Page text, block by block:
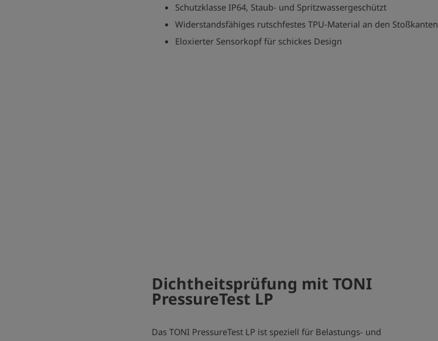
Schutzklasse IP64, Staub- und Spritzwassergeschützt
Widerstandsfähiges rutschfestes TPU-Material an den Stoßkanten
Eloxierter Sensorkopf für schickes Design
Dichtheitsprüfung mit TONI
PressureTest LP
Das TONI PressureTest LP ist speziell für Belastungs- und